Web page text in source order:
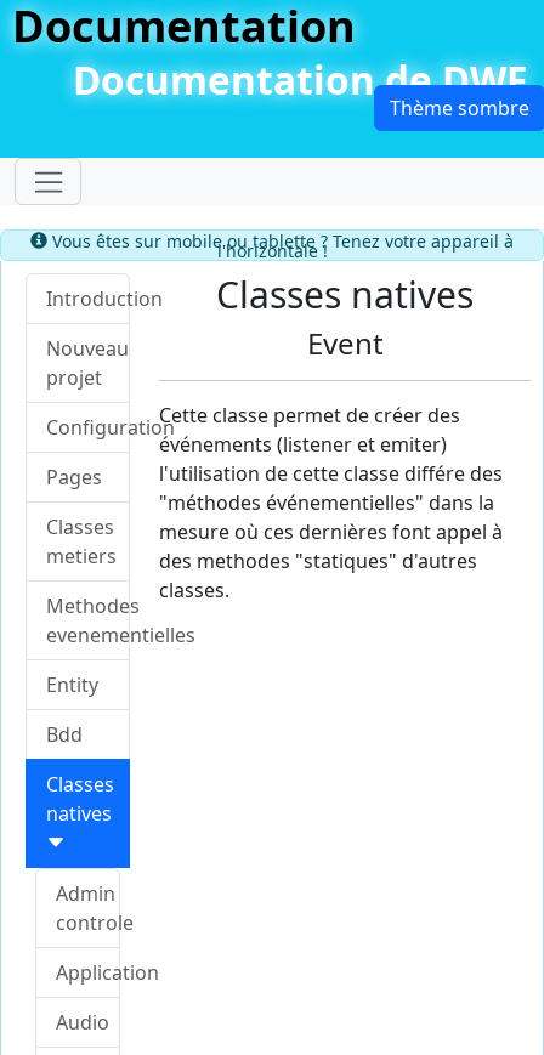
Documentation
Documentation de DWF
Dérouler le menu
Information
Vous êtes sur mobile ou tablette ? Tenez votre appareil à
l'horizontale !
Introduction
Nouveau
projet
Configuration
Pages
Classes
metiers
Methodes
evenementielles
Entity
Bdd
Classes
natives
Admin
controle
Application
Audio
Classes natives
Event
Cette classe permet de créer des
événements (listener et emiter)
l'utilisation de cette classe différe des
"méthodes événementielles" dans la
mesure où ces dernières font appel à
des methodes "statiques" d'autres
classes.